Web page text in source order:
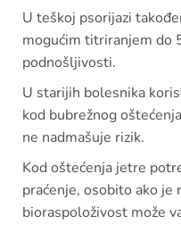
U teškoj psorijazi
mogućim titriranjem do
podnošljivosti.
U starijih bolesnika
kod bubrežnog
ne nadmašuje rizik.
Kod oštećenja jetre
praćenje, osobito ako
bioraspoloživost može